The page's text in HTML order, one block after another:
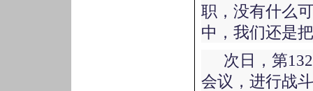
职，没有什么
中，我们还是
次日，第
会议，进行战